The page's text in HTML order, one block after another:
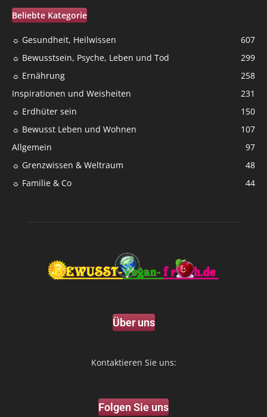
Beliebte Kategorie
☼ Gesundheit, Heilwissen
607
☼ Bewusstsein, Psyche, Leben und Tod
299
☼ Ernährung
258
Inspirationen und Weisheiten
231
☼ Erdhüter sein
150
☼ Bewusst Leben und Wohnen
107
Allgemein
97
☼ Grenzwissen & Weltraum
48
☼ Familie & Co
44
Über uns
Kontaktieren Sie uns:
Folgen Sie uns